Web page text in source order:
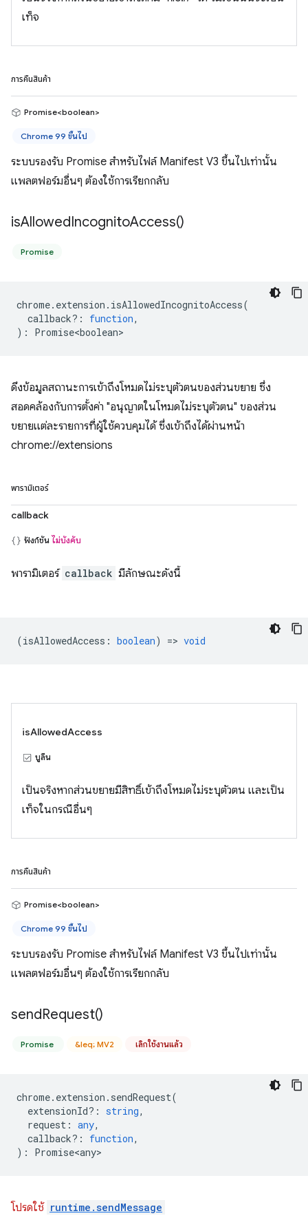
เท็จ
การคืนสินค้า
Promise<boolean>
Chrome 99 ขึ้นไป
ระบบรองรับ Promise สำหรับไฟล์ Manifest V3 ขึ้นไปเท่านั้น
แพลตฟอร์มอื่นๆ ต้องใช้การเรียกกลับ
isAllowedIncognitoAccess()
Promise
chrome. extension . isAllowedIncognitoAccess(
callback? : function,
) : Promise<boolean>
ดึงข้อมูลสถานะการเข้าถึงโหมดไม่ระบุตัวตนของส่วนขยาย ซึ่ง
สอดคล้องกับการตั้งค่า "อนุญาตในโหมดไม่ระบุตัวตน" ของส่วน
ขยายแต่ละรายการที่ผู้ใช้ควบคุมได้ ซึ่งเข้าถึงได้ผ่านหน้า
chrome://extensions
พารามิเตอร์
callback
ฟังก์ชัน ไม่บังคับ
พารามิเตอร์ callback มีลักษณะดังนี้
(isAllowedAccess : boolean) => void
isAllowedAccess
บูลีน
เป็นจริงหากส่วนขยายมีสิทธิ์เข้าถึงโหมดไม่ระบุตัวตน และเป็น
เท็จในกรณีอื่นๆ
การคืนสินค้า
Promise<boolean>
Chrome 99 ขึ้นไป
ระบบรองรับ Promise สำหรับไฟล์ Manifest V3 ขึ้นไปเท่านั้น
แพลตฟอร์มอื่นๆ ต้องใช้การเรียกกลับ
sendRequest()
Promise &leq; MV2 เลิกใช้งานแล้ว
chrome. extension . sendRequest(
extensionId? : string,
request : any,
callback? : function,
) : Promise<any>
โปรดใช้ runtime.sendMessage